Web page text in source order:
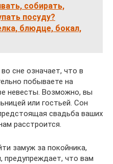
собирать,
посуду?
блюдце, бокал,
сне означает, что в
побываете на
невесты. Возможно, вы
или гостьей. Сон
свадьба ваших
расстроится.
замуж за покойника,
предупреждает, что вам